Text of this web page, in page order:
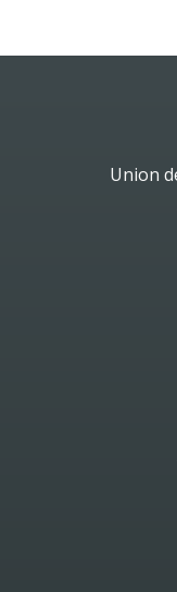
Union